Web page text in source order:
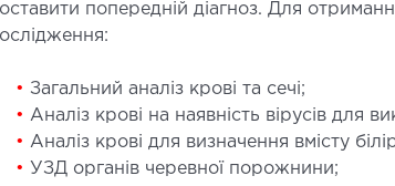
попередній діагноз. Для
• Загальний аналіз крові та сечі;
• Аналіз крові на наявність вірусів для
• Аналіз крові для визначення вмісту
• УЗД органів черевної порожнини;